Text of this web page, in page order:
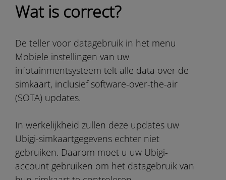
Wat is correct?
De teller voor datagebruik in het menu
Mobiele instellingen van uw
infotainmentsysteem telt alle data over de
simkaart, inclusief software-over-the-air
(SOTA) updates.
In werkelijkheid zullen deze updates uw
Ubigi-simkaartgegevens echter niet
gebruiken. Daarom moet u uw Ubigi-
account gebruiken om het datagebruik van